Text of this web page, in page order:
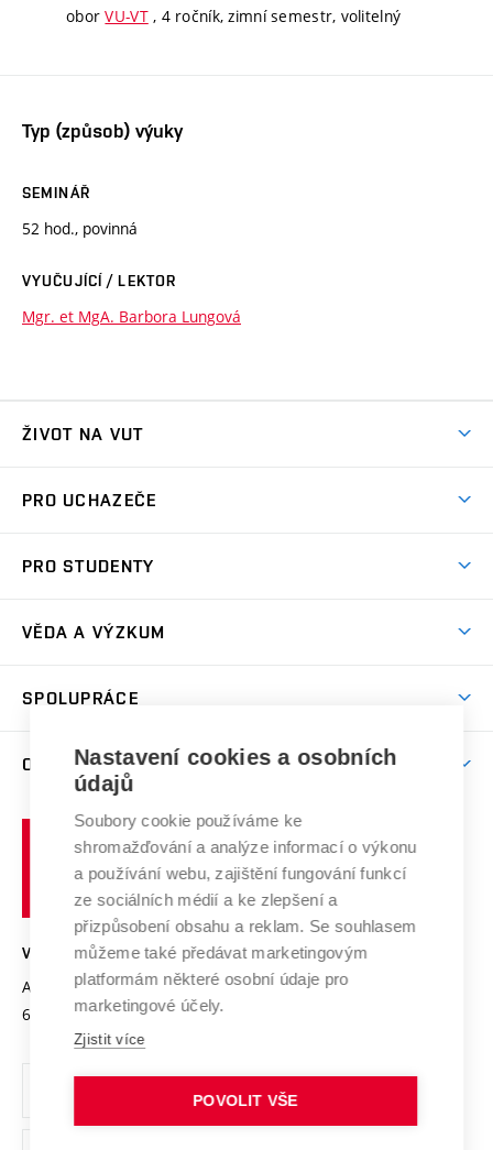
oborVU-VT, 4 ročník, zimní semestr, volitelný
Typ (způsob) výuky
SEMINÁŘ
52 hod., povinná
VYUČUJÍCÍ / LEKTOR
Mgr. et MgA. Barbora Lungová
ŽIVOT NA VUT
Koleje
Sport na VUT
Brno
PRO UCHAZEČE
Dny otevřených dveří
Celoživotní vzdělávání
E-přihláška
PRO STUDENTY
Harmonogram akademického roku
Závěrečné práce
Doktorské studium
Zpracování osobních údajů studentů
Sociální bezpečí
Studium bez bariér
Podpora podnikání
VĚDA A VÝZKUM
Mezinárodní vědecká rada
Systém zajišťování kvality výzkumu
Výzkumné infrastruktury
Transfer znalostí
Open Science
Projekty
Projekty ze strukturálních fondů
Specifický výzkum
SPOLUPRÁCE
Zahraniční spolupráce
Spolupráce se školami
Služby univerzity
Mezinárodní dohody
Univerzitní sítě
O UNIVERZITĚ
Profil univerzity
Udržitelná univerzita
Podnikavá univerzita / ContriBUTe
Bezpečná univerzita
Vyznamenání
Organizační struktura
Ochrana osobních údajů
učení
technické
VYSOKÉ UČENÍ TECHNICKÉ V BRNĚ
Antonínská 548/1
602 00 Brno
www.vut.cz
vut@vutbr.cz
Nastavení cookies a osobních
údajů
Soubory cookie používáme ke
shromažďování a analýze informací o výkonu
a používání webu, zajištění fungování funkcí
ze sociálních médií a ke zlepšení a
přizpůsobení obsahu a reklam. Se souhlasem
můžeme také předávat marketingovým
platformám některé osobní údaje pro
marketingové účely.
Zjistit více
POVOLIT VŠE